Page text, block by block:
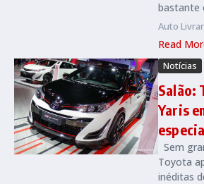
bastante
Auto
Read
Notícias
Salão:
Yaris
Sem
Toyota
inéditas